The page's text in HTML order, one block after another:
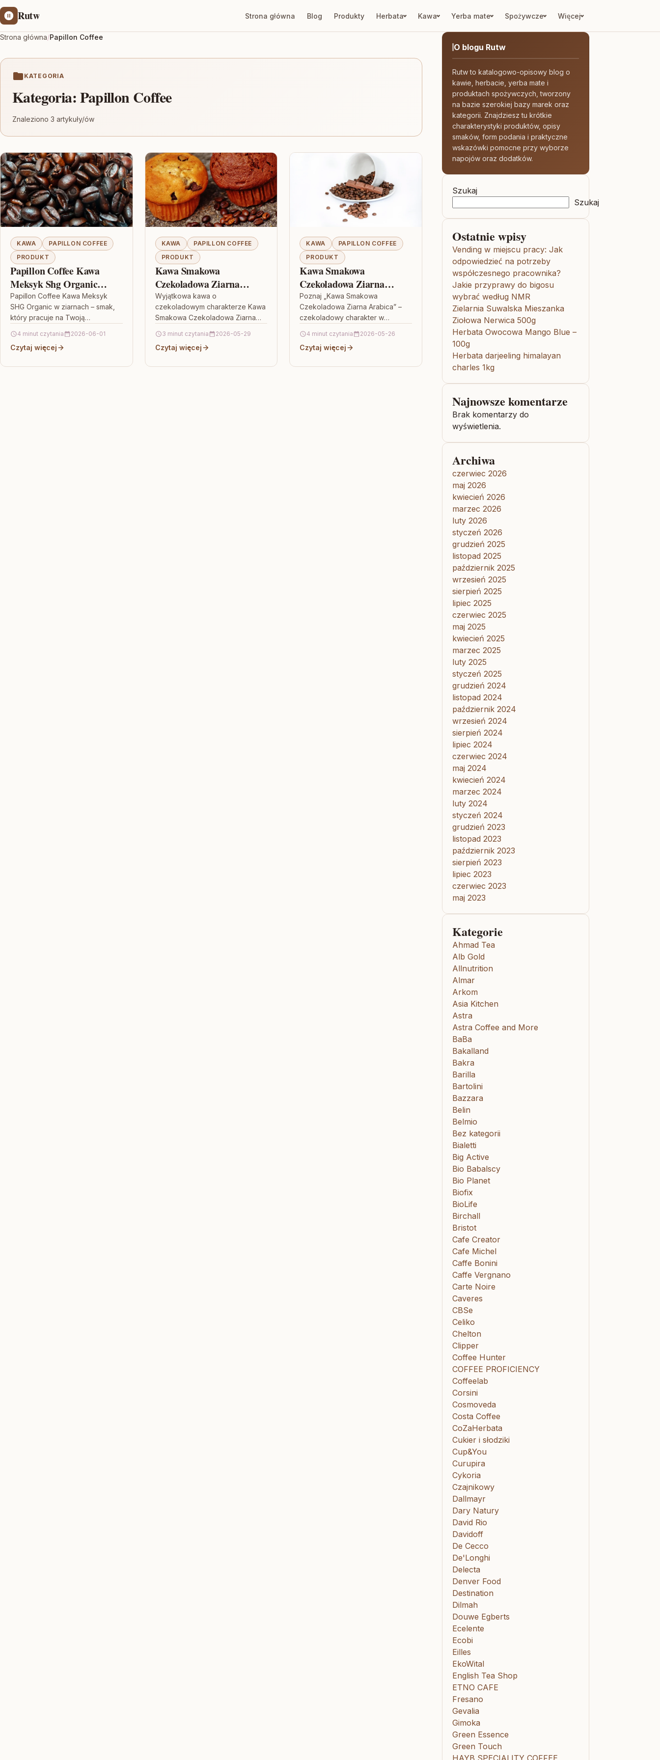
Rutw Strona główna Blog Produkty Herbata Kawa Yerba mate Spożywcze Więcej
Strona główna/Papillon Coffee
KATEGORIA
Kategoria:Papillon Coffee
Znaleziono 3 artykuły/ów
KAWA
PAPILLON COFFEE
PRODUKT
Papillon Coffee Kawa
Meksyk Shg Organic
Ziarna 1kg
Papillon Coffee Kawa Meksyk
SHG Organic w ziarnach – smak,
który pracuje na Twoją
o wyrazistym charakterze i
jednocześnie lubisz…
4 minut czytania 2026-06-01
Czytaj więcej
KAWA
PAPILLON COFFEE
PRODUKT
Kawa Smakowa
Czekoladowa Ziarna
Arabica
Wyjątkowa kawa o
czekoladowym charakterze Kawa
Smakowa Czekoladowa Ziarna
którzy lubią wyraziste, a
jednocześnie eleganckie aromaty.
3 minut czytania 2026-05-29
Czytaj więcej
KAWA
PAPILLON COFFEE
PRODUKT
Kawa Smakowa
Czekoladowa Ziarna
Arabica
Poznaj „Kawa Smakowa
Czekoladowa Ziarna Arabica” –
czekoladowy charakter w
Czekoladowa Ziarna Arabica to
propozycja dla osób, które lubią
4 minut czytania 2026-05-26
Czytaj więcej
O blogu Rutw
Rutw to katalogowo-opisowy blog o
kawie, herbacie, yerba mate i
produktach spożywczych, tworzony
na bazie szerokiej bazy marek oraz
kategorii. Znajdziesz tu krótkie
charakterystyki produktów, opisy
smaków, form podania i praktyczne
wskazówki pomocne przy wyborze
napojów oraz dodatków.
Szukaj
Szukaj
Ostatnie wpisy
Vending w miejscu pracy: Jak
odpowiedzieć na potrzeby
współczesnego pracownika?
Jakie przyprawy do bigosu
wybrać według NMR
Zielarnia Suwalska Mieszanka
Ziołowa Nerwica 500g
Herbata Owocowa Mango Blue –
100g
Herbata darjeeling himalayan
charles 1kg
Najnowsze komentarze
Brak komentarzy do
wyświetlenia.
Archiwa
czerwiec 2026
maj 2026
kwiecień 2026
marzec 2026
luty 2026
styczeń 2026
grudzień 2025
listopad 2025
październik 2025
wrzesień 2025
sierpień 2025
lipiec 2025
czerwiec 2025
maj 2025
kwiecień 2025
marzec 2025
luty 2025
styczeń 2025
grudzień 2024
listopad 2024
październik 2024
wrzesień 2024
sierpień 2024
lipiec 2024
czerwiec 2024
maj 2024
kwiecień 2024
marzec 2024
luty 2024
styczeń 2024
grudzień 2023
listopad 2023
październik 2023
sierpień 2023
lipiec 2023
czerwiec 2023
maj 2023
Kategorie
Ahmad Tea
Alb Gold
Allnutrition
Almar
Arkom
Asia Kitchen
Astra
Astra Coffee and More
BaBa
Bakalland
Bakra
Barilla
Bartolini
Bazzara
Belin
Belmio
Bez kategorii
Bialetti
Big Active
Bio Babalscy
Bio Planet
Biofix
BioLife
Birchall
Bristot
Cafe Creator
Cafe Michel
Caffe Bonini
Caffe Vergnano
Carte Noire
Caveres
CBSe
Celiko
Chelton
Clipper
Coffee Hunter
COFFEE PROFICIENCY
Coffeelab
Corsini
Cosmoveda
Costa Coffee
CoZaHerbata
Cukier i słodziki
Cup&You
Curupira
Cykoria
Czajnikowy
Dallmayr
Dary Natury
David Rio
Davidoff
De Cecco
De'Longhi
Delecta
Denver Food
Destination
Dilmah
Douwe Egberts
Ecelente
Ecobi
Eilles
EkoWital
English Tea Shop
ETNO CAFE
Fresano
Gevalia
Gimoka
Green Essence
Green Touch
HAYB SPECIALITY COFFEE